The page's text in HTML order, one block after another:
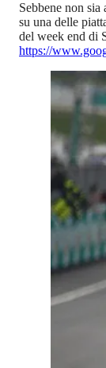
Sebbene non
su una delle
del week end di
https://